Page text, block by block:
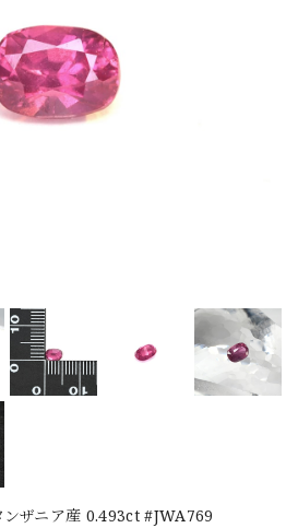
ザニア産 0.493ct #JWA769